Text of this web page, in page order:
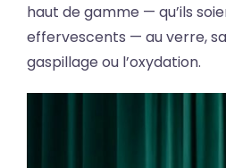
haut de gamme — qu’ils
effervescents — au verre,
gaspillage ou l’oxydation.